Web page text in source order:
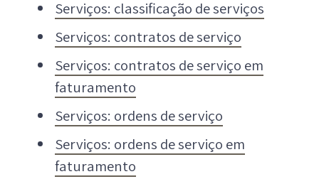
Serviços: classificação de serviços
Serviços: contratos de serviço
Serviços: contratos de serviço em
faturamento
Serviços: ordens de serviço
Serviços: ordens de serviço em
faturamento